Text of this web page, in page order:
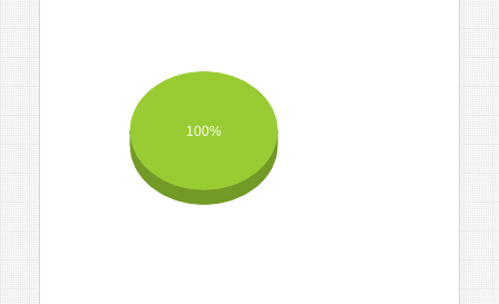
100%